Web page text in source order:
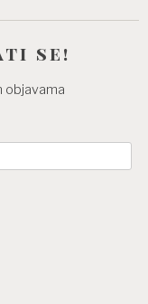
se!
objavama